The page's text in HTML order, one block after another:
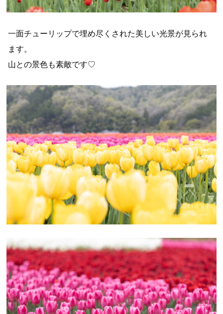
一面チューリップで埋め尽くされた美しい光景が見られ
ます。
山との景色も素敵です♡